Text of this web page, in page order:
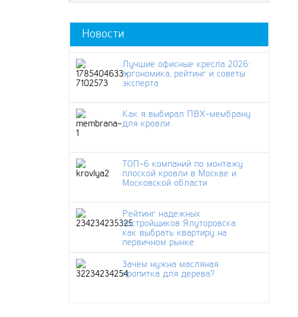
Новости
Лучшие офисные кресла 2026:
эргономика, рейтинг и советы
эксперта
Как я выбирал ПВХ-мембрану
для кровли
ТОП-6 компаний по монтажу
плоской кровли в Москве и
Московской области
Рейтинг надежных
застройщиков Ялуторовска:
как выбрать квартиру на
первичном рынке
Зачем нужна масляная
пропитка для дерева?